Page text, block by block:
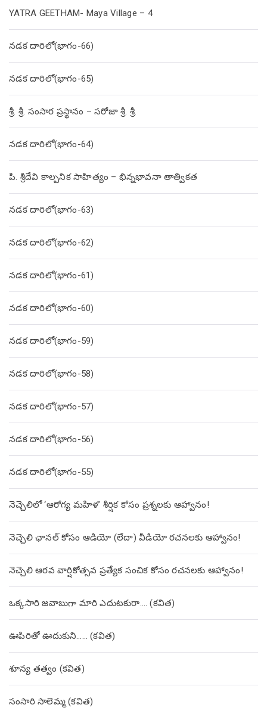
YATRA GEETHAM- Maya Village – 4
నడక దారిలో(భాగం-66)
నడక దారిలో(భాగం-65)
శ్రీ. శ్రీ. సంసార ప్రస్థానం – సరోజా శ్రీ. శ్రీ.
నడక దారిలో(భాగం-64)
పి. శ్రీదేవి కాల్పనిక సాహిత్యం – భిన్నభావనా తాత్వికత
నడక దారిలో(భాగం-63)
నడక దారిలో(భాగం-62)
నడక దారిలో(భాగం-61)
నడక దారిలో(భాగం-60)
నడక దారిలో(భాగం-59)
నడక దారిలో(భాగం-58)
నడక దారిలో(భాగం-57)
నడక దారిలో(భాగం-56)
నడక దారిలో(భాగం-55)
నెచ్చెలిలో ‘ఆరోగ్య మహిళ’ శీర్షిక కోసం ప్రశ్నలకు ఆహ్వానం!
నెచ్చెలి ఛానల్ కోసం ఆడియో (లేదా) వీడియో రచనలకు ఆహ్వానం!
నెచ్చెలి ఆరవ వార్షికోత్సవ ప్రత్యేక సంచిక కోసం రచనలకు ఆహ్వానం!
ఒక్కసారి జవాబుగా మారి ఎదుటకురా…. (కవిత)
ఊపిరితో ఊదుకుని…… (కవిత)
శూన్య తత్వం (కవిత)
సంసారి సాలెమ్మ (కవిత)